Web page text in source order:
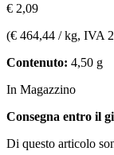
€ 2,09
(€ 464,44 / kg, IVA
Contenuto: 4,50 g
In Magazzino
Consegna entro il
Di questo articolo